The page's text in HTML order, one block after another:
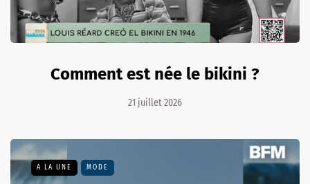
Comment est née le bikini ?
21 juillet 2026
A LA UNE MODE